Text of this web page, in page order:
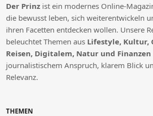
Der Prinz ist ein modernes Online-
die bewusst leben, sich weiterentwickeln
ihren Facetten entdecken wollen. Unsere
beleuchtet Themen aus Lifestyle, Kultur,
Reisen, Digitalem, Natur und Finanzen
journalistischem Anspruch, klarem Blick
Relevanz.
THEMEN